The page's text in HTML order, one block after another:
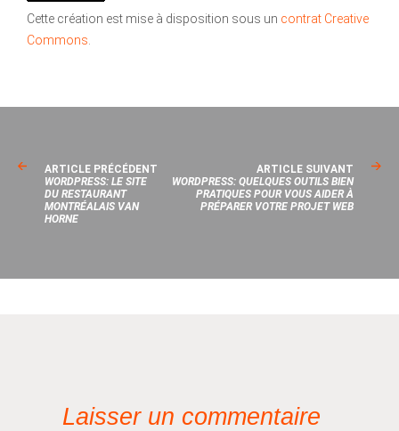
Cette création est mise à disposition sous un contrat Creative
Commons
ARTICLE PRÉCÉDENT
WORDPRESS: LE SITE
DU RESTAURANT
MONTRÉALAIS VAN
HORNE
ARTICLE SUIVANT
WORDPRESS: QUELQUES OUTILS BIEN
PRATIQUES POUR VOUS AIDER À
PRÉPARER VOTRE PROJET WEB
Laisser un commentaire